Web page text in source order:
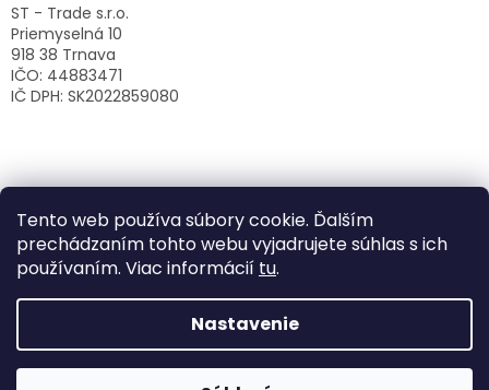
Tento web používa súbory cookie. Ďalším
prechádzaním tohto webu vyjadrujete súhlas s ich
používaním. Viac informácií tu.
Nastavenie
ST - Trade s.r.o.
Priemyselná 10
918 38 Trnava
IČO: 44883471
IČ DPH: SK2022859080
Vytvoril Shoptet